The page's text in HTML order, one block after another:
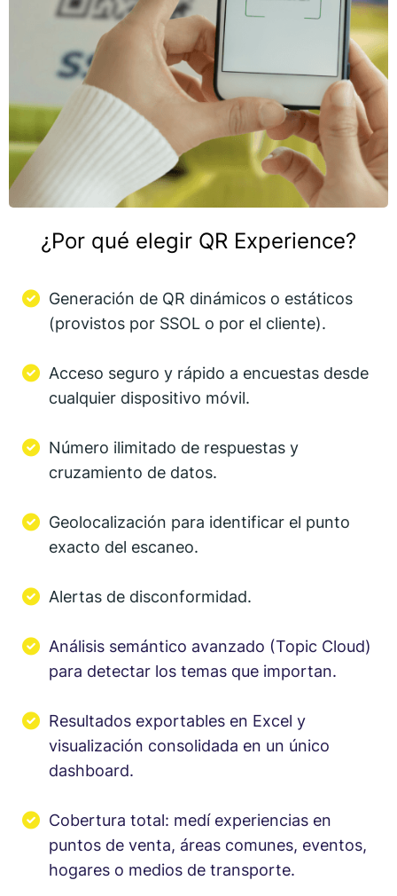
¿Por qué elegir QR Experience?
Generación de QR dinámicos o estáticos
(provistos por SSOL o por el cliente).
Acceso seguro y rápido a encuestas desde
cualquier dispositivo móvil.
Número ilimitado de respuestas y
cruzamiento de datos.
Geolocalización para identificar el punto
exacto del escaneo.
Alertas de disconformidad.
Análisis semántico avanzado (Topic Cloud)
para detectar los temas que importan.
Resultados exportables en Excel y
visualización consolidada en un único
dashboard.
Cobertura total: medí experiencias en
puntos de venta, áreas comunes, eventos,
hogares o medios de transporte.